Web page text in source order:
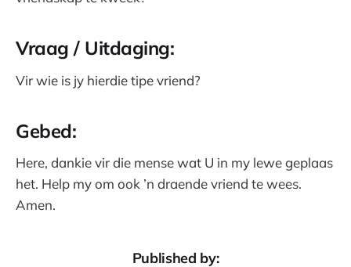
Vraag / Uitdaging:
Vir wie is jy hierdie tipe vriend?
Gebed:
Here, dankie vir die mense wat U in my lewe geplaas
het. Help my om ook ’n draende vriend te wees.
Amen.
Published by: